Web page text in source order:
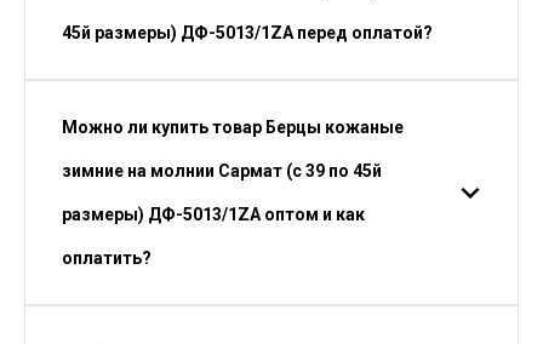
45й размеры) ДФ-5013/1ZA перед оплатой?
Можно ли купить товар Берцы кожаные
зимние на молнии Сармат (с 39 по 45й
размеры) ДФ-5013/1ZA оптом и как
оплатить?